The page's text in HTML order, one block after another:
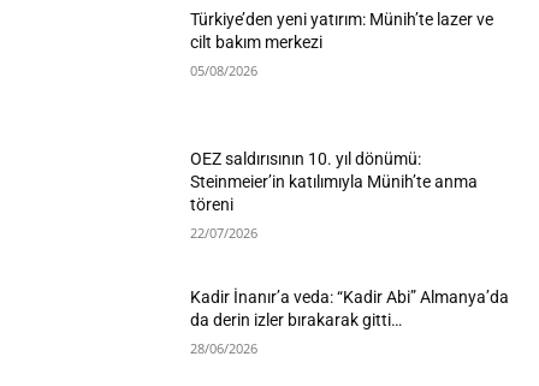
Türkiye’den yeni yatırım: Münih’te lazer ve
cilt bakım merkezi
05/08/2026
OEZ saldırısının 10. yıl dönümü:
Steinmeier’in katılımıyla Münih’te anma
töreni
22/07/2026
Kadir İnanır’a veda: “Kadir Abi” Almanya’da
da derin izler bırakarak gitti…
28/06/2026